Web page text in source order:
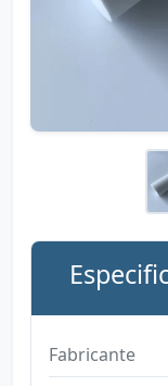
Fabricante